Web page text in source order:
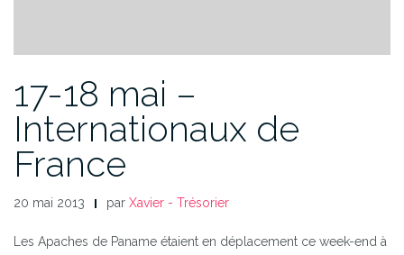
17-18 mai –
Internationaux de
France
20 mai 2013 par Xavier - Trésorier
Les Apaches de Paname étaient en déplacement ce week-end à